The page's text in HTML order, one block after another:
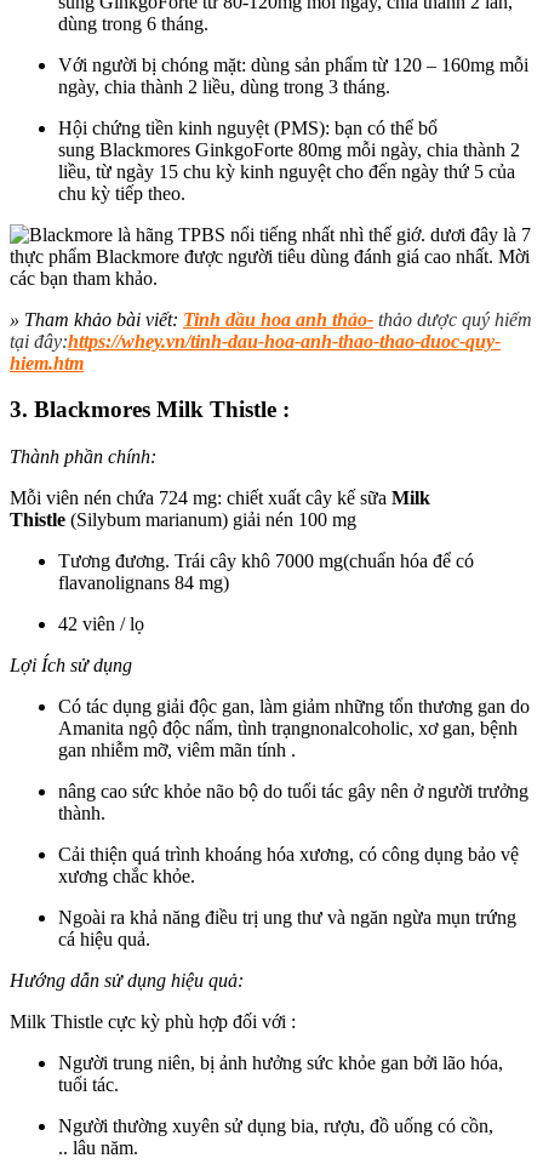
dùng trong 6 tháng.
Với người bị chóng mặt: dùng sản phẩm từ 120 – 160mg mỗi
ngày, chia thành 2 liều, dùng trong 3 tháng.
Hội chứng tiền kinh nguyệt (PMS): bạn có thể bổ
sung Blackmores GinkgoForte 80mg mỗi ngày, chia thành 2
liều, từ ngày 15 chu kỳ kinh nguyệt cho đến ngày thứ 5 của
chu kỳ tiếp theo.
» Tham khảo bài viết: Tinh dầu hoa anh thảo- thảo dược quý hiếm
tại đây:https://whey.vn/tinh-dau-hoa-anh-thao-thao-duoc-quy-
hiem.htm
3. Blackmores Milk Thistle :
Thành phần chính:
Mỗi viên nén chứa 724 mg: chiết xuất cây kế sữa Milk
Thistle (Silybum marianum) giải nén 100 mg
Tương đương. Trái cây khô 7000 mg(chuẩn hóa để có
flavanolignans 84 mg)
42 viên / lọ
Lợi Ích sử dụng
Có tác dụng giải độc gan, làm giảm những tổn thương gan do
Amanita ngộ độc nấm, tình trạngnonalcoholic, xơ gan, bệnh
gan nhiễm mỡ, viêm mãn tính .
nâng cao sức khỏe não bộ do tuổi tác gây nên ởngười trưởng
thành.
Cải thiện quá trình khoáng hóa xương, có công dụng bảo vệ
xương chắc khỏe.
Ngoài ra khả năng điều trị ung thư và ngăn ngừa mụn trứng
cá hiệu quả.
Hướng dẫn sử dụng hiệu quả:
Milk Thistle cực kỳ phù hợp đối với :
Người trung niên, bị ảnh hưởng sức khỏe gan bởi lão hóa,
tuổi tác.
Người thường xuyên sử dụng bia, rượu, đồ uống có cồn,
.. lâu năm.